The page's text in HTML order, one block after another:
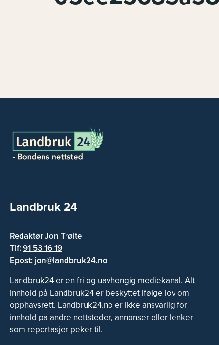
Landbruk 24
Redaktør Jon Trøite
Tlf:91 53 16 19
Epost: jon@landbruk24.no
Landbruk24 er en fri og uavhengig mediekanal. Alt
innhold på Landbruk24 er beskyttet ifølge lov om
opphavsrett. Landbruk24.no er ikke ansvarlig for
innhold på andre nettsteder, annonser eller lenker
som reportasjer peker til.